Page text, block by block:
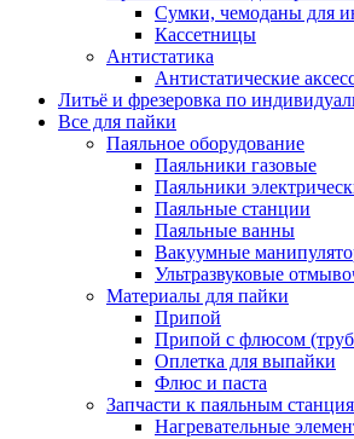
Сумки, чемоданы для
Кассетницы
Антистатика
Антистатические
Литьё и фрезеровка по
Все для пайки
Паяльное оборудование
Паяльники газовые
Паяльники
Паяльные станции
Паяльные ванны
Вакуумные
Ультразвуковые
Материалы для пайки
Припой
Припой с флюсом
Оплетка для выпайки
Флюс и паста
Запчасти к паяльным
Нагревательные